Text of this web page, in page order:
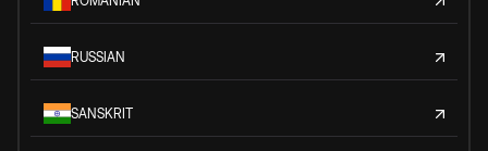
RUSSIAN
SANSKRIT